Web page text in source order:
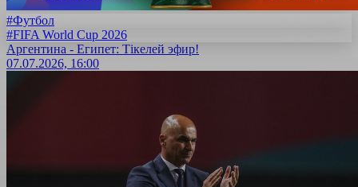
#Футбол
#FIFA World Cup 2026
Аргентина - Египет: Тікелей эфир!
07.07.2026, 16:00